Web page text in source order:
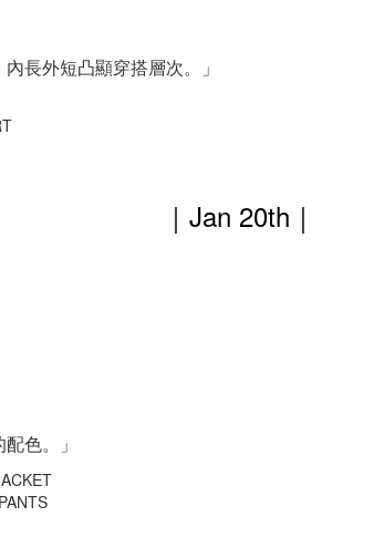
長外短凸顯穿搭層次。」
｜Jan 20th ｜
色。」